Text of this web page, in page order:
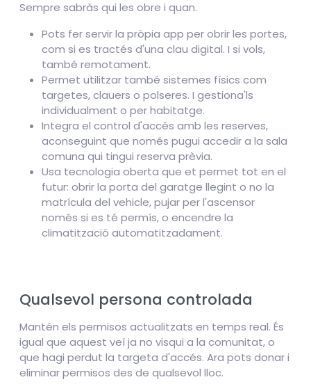
Sempre sabràs qui les obre i quan.
Pots fer servir la pròpia app per obrir les portes,
com si es tractés d'una clau digital. I si vols,
també remotament.
Permet utilitzar també sistemes físics com
targetes, clauers o polseres. I gestiona'ls
individualment o per habitatge.
Integra el control d'accés amb les reserves,
aconseguint que només pugui accedir a la sala
comuna qui tingui reserva prèvia.
Usa tecnologia oberta que et permet tot en el
futur: obrir la porta del garatge llegint o no la
matrícula del vehicle, pujar per l'ascensor
només si es té permís, o encendre la
climatització automatitzadament.
Qualsevol persona controlada
Mantén els permisos actualitzats en temps real. És
igual que aquest veí ja no visqui a la comunitat, o
que hagi perdut la targeta d'accés. Ara pots donar i
eliminar permisos des de qualsevol lloc.